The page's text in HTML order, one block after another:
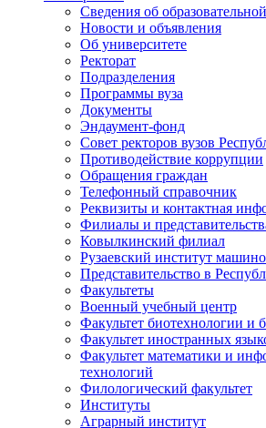
Сведения об
Новости и объявления
Об университете
Ректорат
Подразделения
Программы вуза
Документы
Эндаумент-фонд
Совет ректоров вузов
Противодействие коррупции
Обращения граждан
Телефонный справочник
Реквизиты и контактная
Филиалы и
Ковылкинский филиал
Рузаевский институт
Представительство в
Факультеты
Военный учебный центр
Факультет биотехнологии и
Факультет иностранных
Факультет математики и
технологий
Филологический факультет
Институты
Аграрный институт